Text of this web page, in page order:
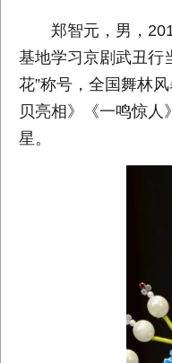
郑智元，男，
基地学习京剧武丑行
花”称号，全国舞林
贝亮相》《一鸣惊
星。